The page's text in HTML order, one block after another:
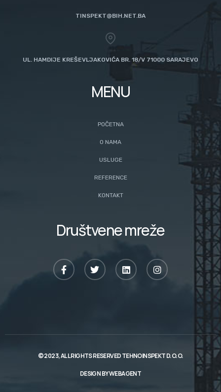
TINSPEKT@BIH.NET.BA
UL. HAMDIJE KREŠEVLJAKOVIĆA BR. 18/V 71000 SARAJEVO
MENU
POČETNA
O NAMA
USLUGE
REFERENCE
KONTAKT
Društvene mreže
© 2023, ALL RIGHTS RESERVED TEHNOINSPEKT D.O.O.
DESIGN BYWEBAGENT